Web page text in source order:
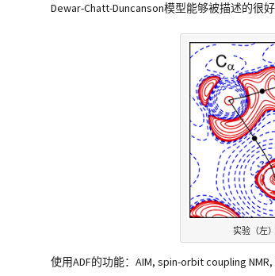
Dewar-Chatt-Duncanson模型能够被描述的很
实验（左
使用ADF的功能：AIM, spin-orbit coupling